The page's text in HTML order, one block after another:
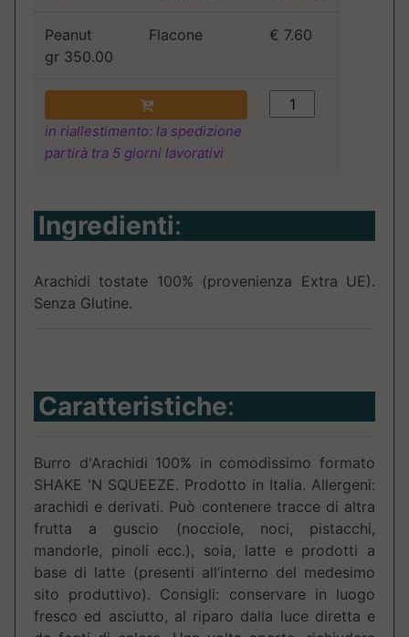
Peanut
gr 350.00
Flacone € 7.60
in riallestimento: la spedizione
partirà tra 5 giorni lavorativi
Ingredienti:
Arachidi tostate 100% (provenienza Extra UE).
Senza Glutine.
Caratteristiche:
Burro d'Arachidi 100% in comodissimo formato
SHAKE 'N SQUEEZE. Prodotto in Italia. Allergeni:
arachidi e derivati. Può contenere tracce di altra
frutta a guscio (nocciole, noci, pistacchi,
mandorle, pinoli ecc.), soia, latte e prodotti a
base di latte (presenti all’interno del medesimo
sito produttivo). Consigli: conservare in luogo
fresco ed asciutto, al riparo dalla luce diretta e